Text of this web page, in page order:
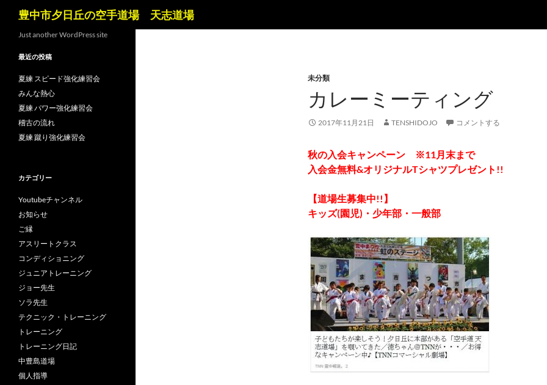
豊中市夕日丘の空手道場 天志道場
未分類
カレーミーティング
2017年11月21日 TENSHIDOJO コメントする
秋の入会キャンペーン ※11月末まで
入会金無料&オリジナルTシャツプレゼント!!
【道場生募集中!!】
キッズ(園児)・少年部・一般部
Just another WordPress site
最近の投稿
夏練 スピード強化練習会
みんな熱心
夏練 パワー強化練習会
稽古の流れ
夏練 蹴り強化練習会
カテゴリー
Youtubeチャンネル
お知らせ
ご縁
アスリートクラス
コンディショニング
ジュニアトレーニング
ジョー先生
ソラ先生
テクニック・トレーニング
トレーニング
トレーニング日記
中豊島道場
個人指導